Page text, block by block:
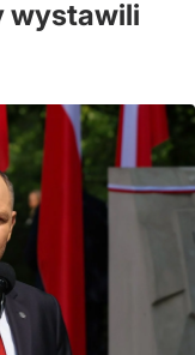
wystawili